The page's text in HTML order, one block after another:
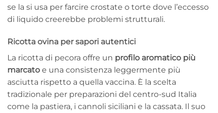
se la si usa per farcire crostate o torte dove l’eccesso
di liquido creerebbe problemi strutturali.
Ricotta ovina per sapori autentici
La ricotta di pecora offre un profilo aromatico più
marcato e una consistenza leggermente più
asciutta rispetto a quella vaccina. È la scelta
tradizionale per preparazioni del centro-sud Italia
come la pastiera, i cannoli siciliani e la cassata. Il suo